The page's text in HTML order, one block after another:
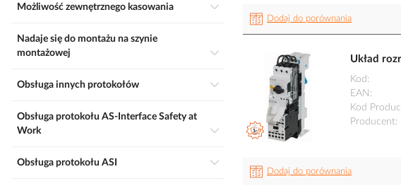
Dodaj do porównania
Układ
Kod
EAN
Kod
Producent
Dodaj do porównania
Możliwość zewnętrznego kasowania
Nadaje się do montażu na szynie
montażowej
Obsługa innych protokołów
Obsługa protokołu AS-Interface Safety at
Work
Obsługa protokołu ASI